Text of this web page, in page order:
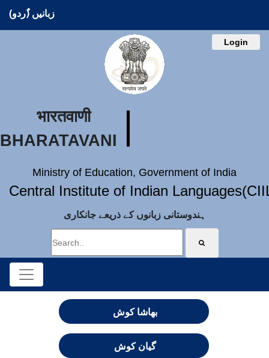
زبانیں (ُردو)
Login
भारतवाणी
BHARATAVANI
Ministry of Education, Government of India
Central Institute of Indian
ہندوستانی زبانوں کے ذریعے جانکاری
بھاشا کوش
گیان کوش